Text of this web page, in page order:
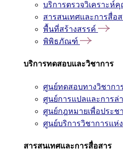
บริการตรวจวิเคราะห์
สารสนเทศและการสื่อ
พื้นที่สร้างสรรค์
พิพิธภัณฑ์
บริการทดสอบและวิชาการ
ศูนย์ทดสอบทางวิชากา
ศูนย์การแปลและการล่
ศูนย์กฎหมายเพื่อประช
ศูนย์บริการวิชาการแห่
สารสนเทศและการสื่อสาร